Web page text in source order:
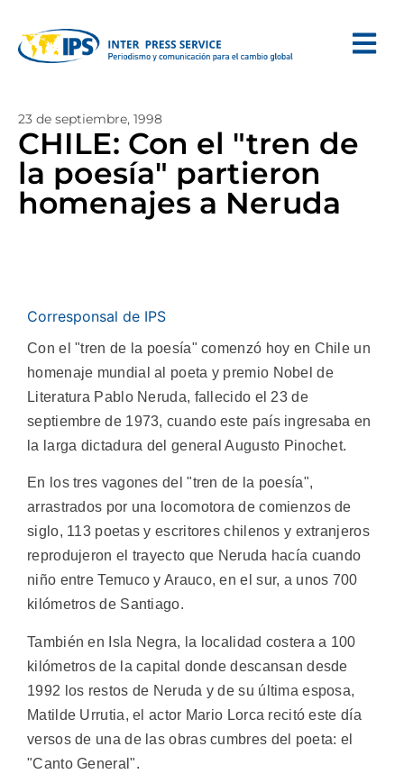
23 de septiembre, 1998
CHILE: Con el "tren de
la poesía" partieron
homenajes a Neruda
Corresponsal de IPS
Con el "tren de la poesía" comenzó hoy en Chile un
homenaje mundial al poeta y premio Nobel de
Literatura Pablo Neruda, fallecido el 23 de
septiembre de 1973, cuando este país ingresaba en
la larga dictadura del general Augusto Pinochet.
En los tres vagones del "tren de la poesía",
arrastrados por una locomotora de comienzos de
siglo, 113 poetas y escritores chilenos y extranjeros
reprodujeron el trayecto que Neruda hacía cuando
niño entre Temuco y Arauco, en el sur, a unos 700
kilómetros de Santiago.
También en Isla Negra, la localidad costera a 100
kilómetros de la capital donde descansan desde
1992 los restos de Neruda y de su última esposa,
Matilde Urrutia, el actor Mario Lorca recitó este día
versos de una de las obras cumbres del poeta: el
"Canto General".